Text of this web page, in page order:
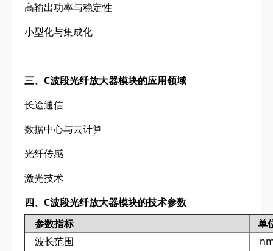
高输出功率与稳定性
小型化与集成化
三、 C波段光纤放大器模块的应用领域
长途通信
数据中心与云计算
光纤传感
激光技术
四、C波段光纤放大器模块的技术参数
参数指标
单
波长范围